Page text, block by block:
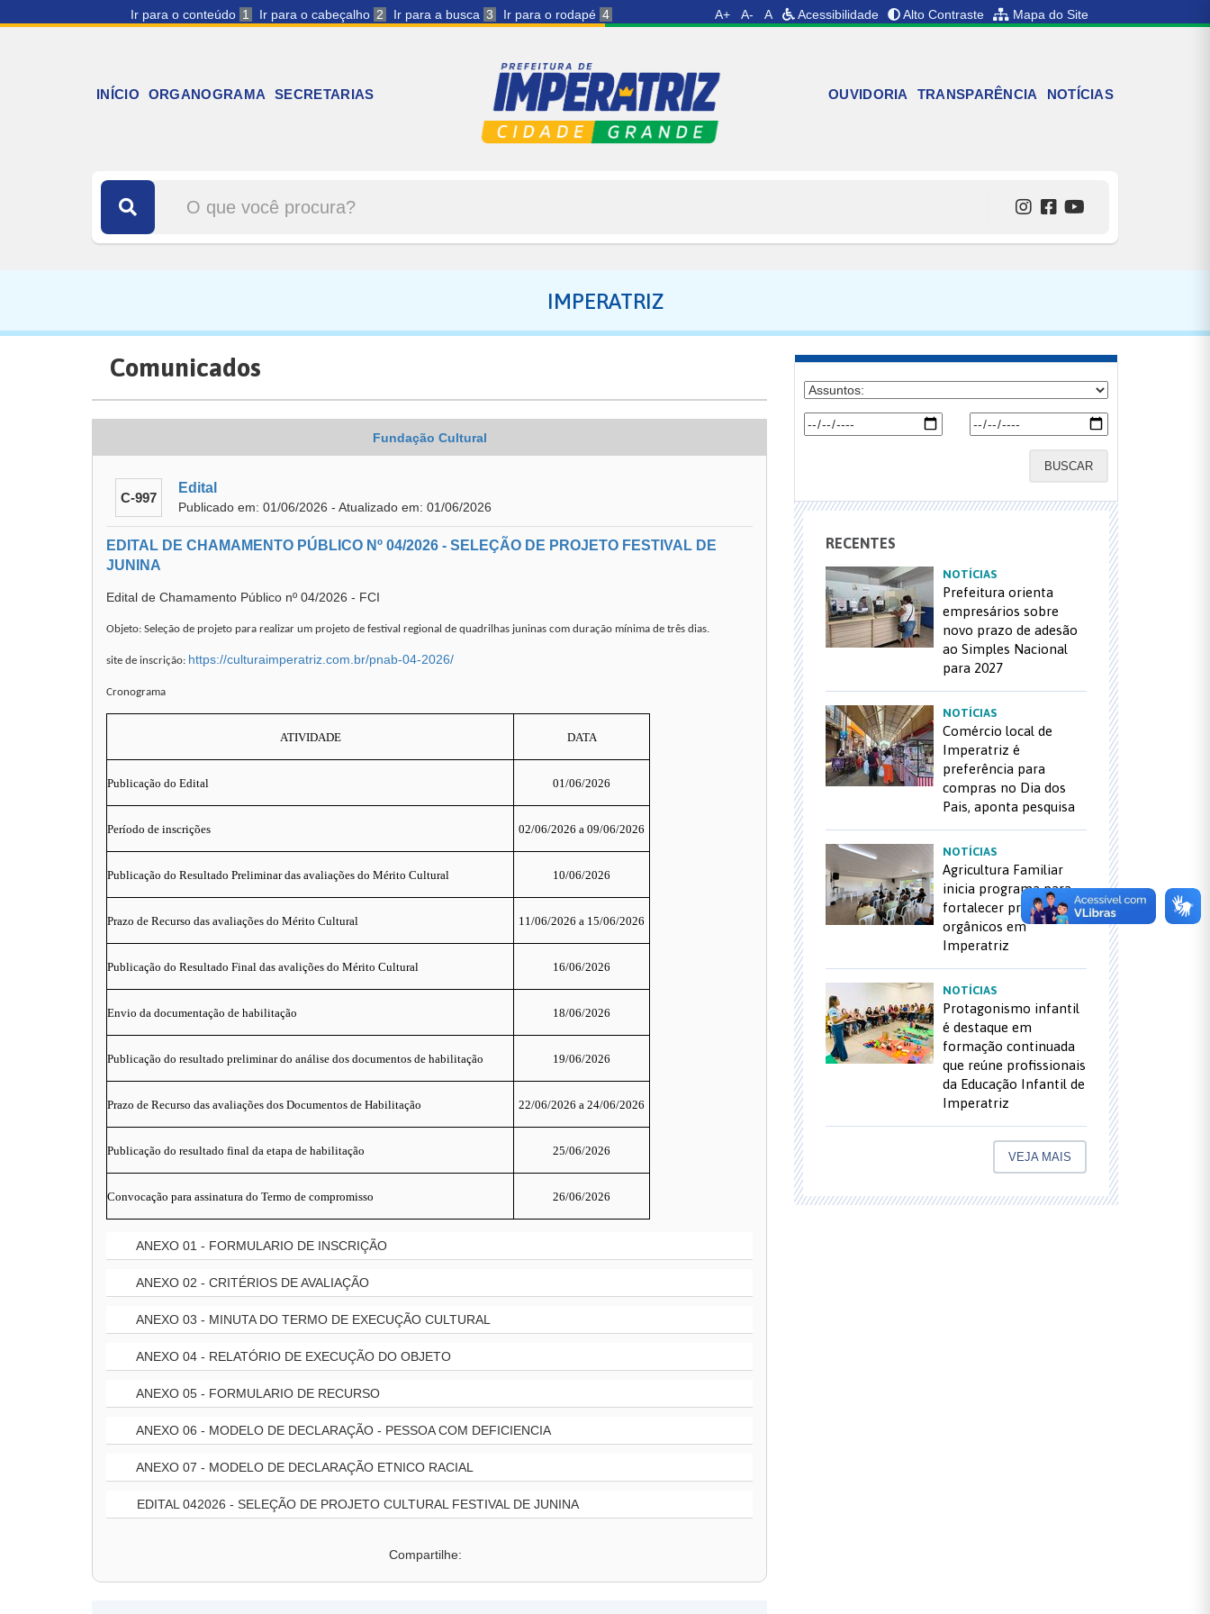
Ir para o conteúdo 1 Ir para o cabeçalho 2 Ir para a busca 3 Ir para o rodapé 4 A+ A- A Acessibilidade Alto Contraste Mapa do Site
INÍCIO ORGANOGRAMA SECRETARIAS OUVIDORIA TRANSPARÊNCIA NOTÍCIAS
IMPERATRIZ
Comunicados
Fundação Cultural
C-997
Edital
Publicado em: 01/06/2026 - Atualizado em: 01/06/2026
EDITAL DE CHAMAMENTO PÚBLICO Nº 04/2026 - SELEÇÃO DE PROJETO FESTIVAL DE
JUNINA
Edital de Chamamento Público nº 04/2026 - FCI
Objeto: Seleção de projeto para realizar um projeto de festival regional de quadrilhas juninas com duração mínima de três dias.
site de inscrição: https://culturaimperatriz.com.br/pnab-04-2026/
Cronograma
ATIVIDADE DATA
Publicação do Edital 01/06/2026
Período de inscrições 02/06/2026 a 09/06/2026
Publicação do Resultado Preliminar das avaliações do Mérito Cultural 10/06/2026
Prazo de Recurso das avaliações do Mérito Cultural 11/06/2026 a 15/06/2026
Publicação do Resultado Final das avalições do Mérito Cultural 16/06/2026
Envio da documentação de habilitação 18/06/2026
Publicação do resultado preliminar do análise dos documentos de habilitação 19/06/2026
Prazo de Recurso das avaliações dos Documentos de Habilitação 22/06/2026 a 24/06/2026
Publicação do resultado final da etapa de habilitação 25/06/2026
Convocação para assinatura do Termo de compromisso 26/06/2026
ANEXO 01 - FORMULARIO DE INSCRIÇÃO
ANEXO 02 - CRITÉRIOS DE AVALIAÇÃO
ANEXO 03 - MINUTA DO TERMO DE EXECUÇÃO CULTURAL
ANEXO 04 - RELATÓRIO DE EXECUÇÃO DO OBJETO
ANEXO 05 - FORMULARIO DE RECURSO
ANEXO 06 - MODELO DE DECLARAÇÃO - PESSOA COM DEFICIENCIA
ANEXO 07 - MODELO DE DECLARAÇÃO ETNICO RACIAL
EDITAL 042026 - SELEÇÃO DE PROJETO CULTURAL FESTIVAL DE JUNINA
Compartilhe:
BUSCAR
RECENTES
NOTÍCIAS
Prefeitura orienta
empresários sobre
novo prazo de adesão
ao Simples Nacional
para 2027
NOTÍCIAS
Comércio local de
Imperatriz é
preferência para
compras no Dia dos
Pais, aponta pesquisa
NOTÍCIAS
Agricultura Familiar
inicia programa para
fortalecer produção de
orgânicos em
Imperatriz
NOTÍCIAS
Protagonismo infantil
é destaque em
formação continuada
que reúne profissionais
da Educação Infantil de
Imperatriz
VEJA MAIS